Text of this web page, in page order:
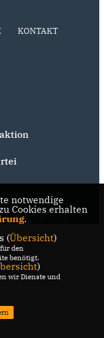
KONTAKT
Sharkness Media
GmbH & Co. KG
notwendige
Cookies erhalten
.
(Übersicht)
den
benötigt.
)
wir Dienste und